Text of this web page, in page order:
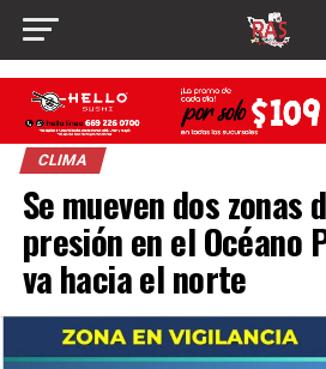
CLIMA
Se mueven dos zonas
presión en el Océano
va hacia el norte